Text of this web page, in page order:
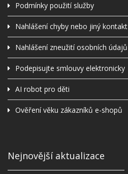
Podmínky použití služby
Nahlášení chyby nebo jiný kontakt
Nahlášení zneužití osobních údajů
Podepisujte smlouvy elektronicky
AI robot pro děti
Ověření věku zákazníků e-shopů
Nejnovější aktualizace